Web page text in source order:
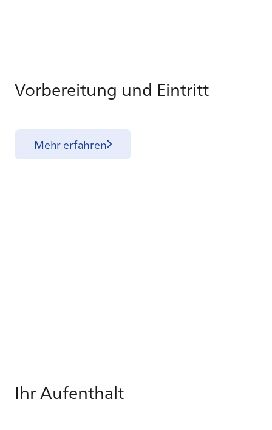
Vor­be­rei­tung und Ein­tritt
Mehr erfahren
Ihr Auf­ent­halt